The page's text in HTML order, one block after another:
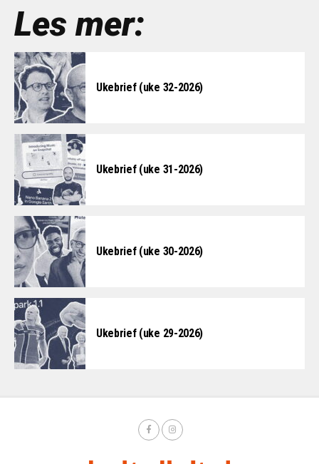
Les mer:
Ukebrief (uke 32-2026)
Ukebrief (uke 31-2026)
Ukebrief (uke 30-2026)
Ukebrief (uke 29-2026)